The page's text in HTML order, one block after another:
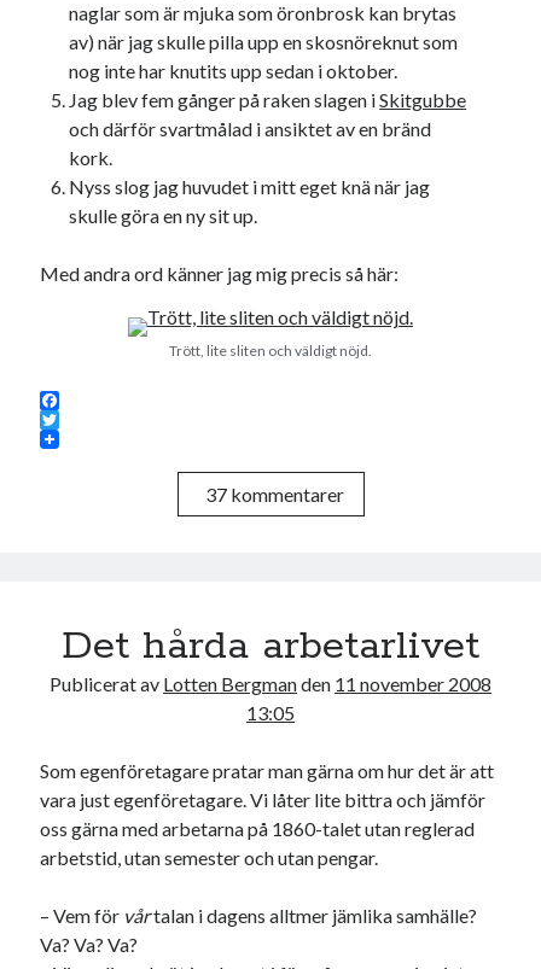
naglar som är mjuka som öronbrosk kan brytas
av) när jag skulle pilla upp en skosnöreknut som
nog inte har knutits upp sedan i oktober.
Jag blev fem gånger på raken slagen iSkitgubbe
och därför svartmålad i ansiktet av en bränd
kork.
Nyss slog jag huvudet i mitt eget knä när jag
skulle göra en ny sit up.
Med andra ord känner jag mig precis så här:
Trött, lite sliten och väldigt nöjd.
F
a
T
37 kommentarer
Det hårda arbetarlivet
Publicerat av Lotten Bergmanden 11 november 2008
13:05
Som egenföretagare pratar man gärna om hur det är att
vara just egenföretagare. Vi låter lite bittra och jämför
oss gärna med arbetarna på 1860-talet utan reglerad
arbetstid, utan semester och utan pengar.
– Vem för vårtalan i dagens alltmer jämlika samhälle?
Va? Va? Va?